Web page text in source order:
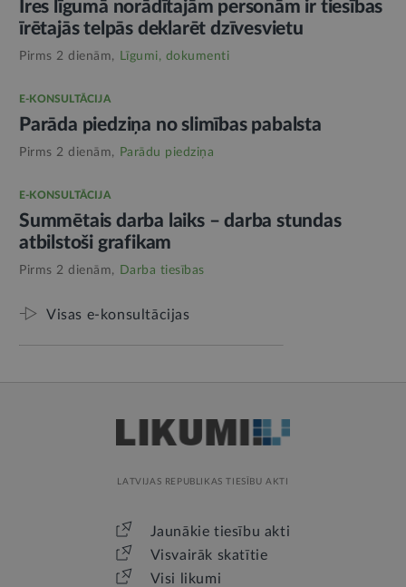
Īres līgumā norādītajām personām ir tiesības
īrētajās telpās deklarēt dzīvesvietu
Pirms 2 dienām, Līgumi, dokumenti
E-KONSULTĀCIJA
Parāda piedziņa no slimības pabalsta
Pirms 2 dienām, Parādu piedziņa
E-KONSULTĀCIJA
Summētais darba laiks – darba stundas
atbilstoši grafikam
Pirms 2 dienām, Darba tiesības
Visas e-konsultācijas
LATVIJAS REPUBLIKAS TIESĪBU AKTI
Jaunākie tiesību akti
Visvairāk skatītie
Visi likumi